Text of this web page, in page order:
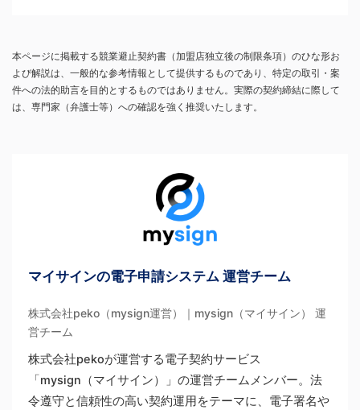
本ページに掲載する競業避止契約書（加盟店独立後の制限条項）のひな形お
よび解説は、一般的な参考情報として提供するものであり、特定の取引・案
件への法的助言を目的とするものではありません。実際の契約締結に際して
は、専門家（弁護士等）への確認を強く推奨いたします。
マイサインの電子申請システム 運営チーム
株式会社peko（mysign運営）｜mysign（マイサイン） 運
営チーム
株式会社pekoが運営する電子契約サービス
「mysign（マイサイン）」の運営チームメンバー。法
令遵守と信頼性の高い契約運用をテーマに、電子署名や